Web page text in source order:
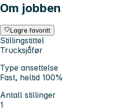
Om jobben
Lagre favoritt
Stillingstittel
Trucksjåfør
Type ansettelse
Fast, heltid 100%
Antall stillinger
1